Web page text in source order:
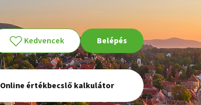
Kedvencek Belépés
Online értékbecslő kalkulátor